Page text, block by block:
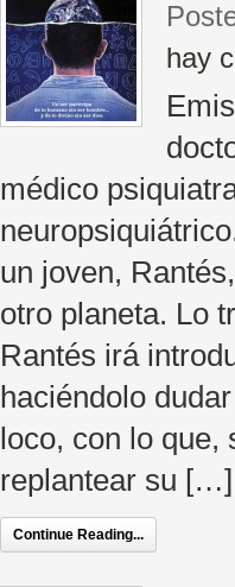
hay
médico
un joven,
otro planeta. Lo
Rantés irá
haciéndolo
loco, con lo
replantear su […]
Continue Reading...